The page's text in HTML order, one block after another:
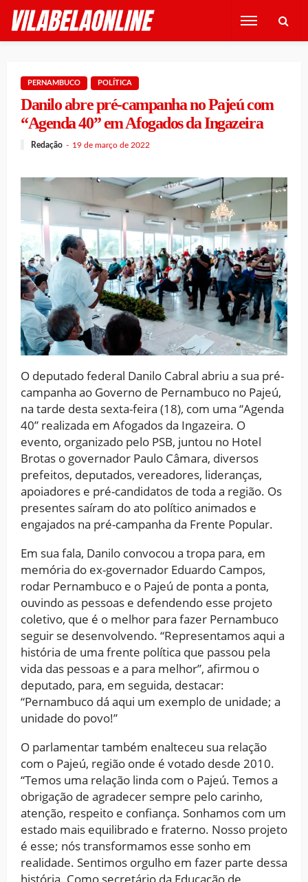
PERNAMBUCO POLÍTICA
Danilo abre pré-campanha no Pajeú com
“Agenda 40” em Afogados da Ingazeira
Redação 19 de março de 2022
O deputado federal Danilo Cabral abriu a sua pré-
campanha ao Governo de Pernambuco no Pajeú,
na tarde desta sexta-feira (18), com uma “Agenda
40” realizada em Afogados da Ingazeira. O
evento, organizado pelo PSB, juntou no Hotel
Brotas o governador Paulo Câmara, diversos
prefeitos, deputados, vereadores, lideranças,
apoiadores e pré-candidatos de toda a região. Os
presentes saíram do ato político animados e
engajados na pré-campanha da Frente Popular.
Em sua fala, Danilo convocou a tropa para, em
memória do ex-governador Eduardo Campos,
rodar Pernambuco e o Pajeú de ponta a ponta,
ouvindo as pessoas e defendendo esse projeto
coletivo, que é o melhor para fazer Pernambuco
seguir se desenvolvendo. “Representamos aqui a
história de uma frente política que passou pela
vida das pessoas e a para melhor”, afirmou o
deputado, para, em seguida, destacar:
“Pernambuco dá aqui um exemplo de unidade; a
unidade do povo!”
O parlamentar também enalteceu sua relação
com o Pajeú, região onde é votado desde 2010.
“Temos uma relação linda com o Pajeú. Temos a
obrigação de agradecer sempre pelo carinho,
atenção, respeito e confiança. Sonhamos com um
estado mais equilibrado e fraterno. Nosso projeto
é esse; nós transformamos esse sonho em
realidade. Sentimos orgulho em fazer parte dessa
história. Como secretário da Educação de